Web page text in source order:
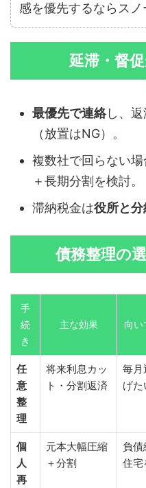
感を優先するならスノ
延滞・督
最優先で連絡し、
（放置はNG）。
複数社で回らない場
＋長期分割を検討。
滞納税金は役所と
債務整理の
手
続
き
主な効果 向い
任
意
整
理
将来利息カッ
ト・分割返済
毎月
げた
個
人
再
元本大幅圧縮
＋分割
負
住宅